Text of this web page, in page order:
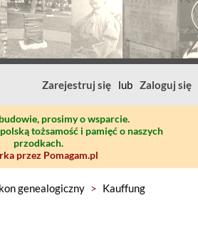
Zarejestruj się lub Zaloguj się
prosimy o wsparcie.
tożsamość i pamięć o naszych
przodkach.
przez Pomagam.pl
genealogiczny > Kauffung